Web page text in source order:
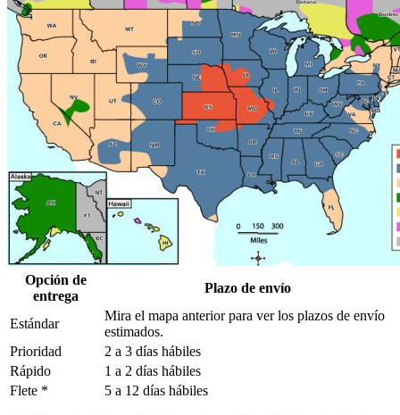
Opción de
entrega
Plazo de envío
Estándar
Mira el mapa anterior para ver los plazos de envío
estimados.
Prioridad
2 a 3 días hábiles
Rápido
1 a 2 días hábiles
Flete *
5 a 12 días hábiles